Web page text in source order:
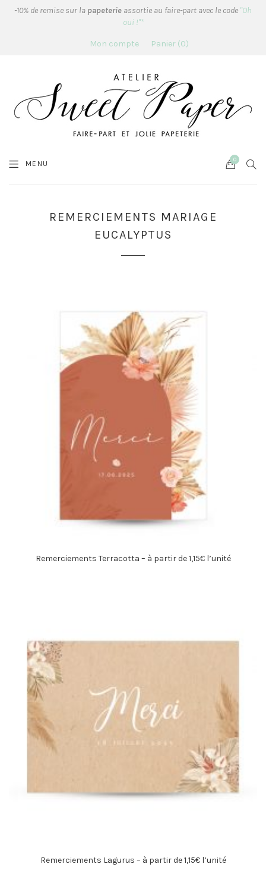
-10% de remise sur la papeterie assortie au faire-part avec le code "Oh
oui !"*
Mon compte Panier 0
MENU Cart
0
REMERCIEMENTS MARIAGE
EUCALYPTUS
Remerciements Terracotta – à partir de 1,15€ l’unité
Remerciements Lagurus – à partir de 1,15€ l’unité